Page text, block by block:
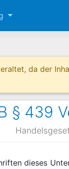
da der
§ 439
dieses